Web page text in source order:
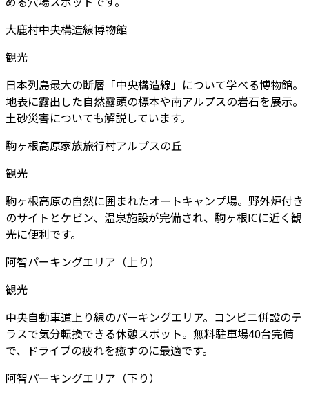
大鹿村中央構造線博物館
観光
日本列島最大の断層「中央構造線」について学べる博物館。
地表に露出した自然露頭の標本や南アルプスの岩石を展示。
土砂災害についても解説しています。
駒ヶ根高原家族旅行村アルプスの丘
観光
駒ヶ根高原の自然に囲まれたオートキャンプ場。野外炉付き
のサイトとケビン、温泉施設が完備され、駒ヶ根ICに近く観
光に便利です。
阿智パーキングエリア（上り）
観光
中央自動車道上り線のパーキングエリア。コンビニ併設のテ
ラスで気分転換できる休憩スポット。無料駐車場40台完備
で、ドライブの疲れを癒すのに最適です。
阿智パーキングエリア（下り）